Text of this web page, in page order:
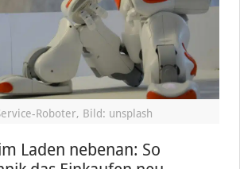
Roboter, Bild: unsplash
Laden nebenan: So